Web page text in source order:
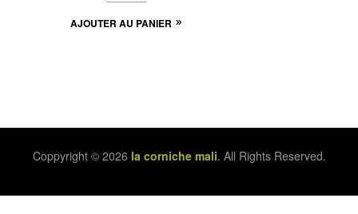
AJOUTER AU PANIER
Coppyright © 2026 la corniche mali. All Rights Reserved.